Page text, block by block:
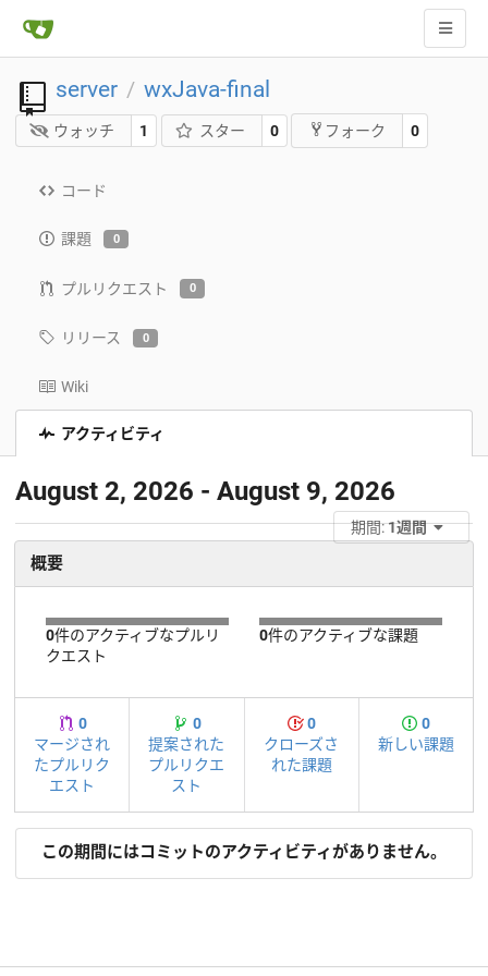
server / wxJava-final
ウォッチ 1 スター 0 フォーク 0
コード
課題 0
プルリクエスト 0
リリース 0
Wiki
アクティビティ
August 2, 2026 - August 9, 2026
期間:1週間
概要
0件のアクティブなプルリ
クエスト
0件のアクティブな課題
0
マージされ
たプルリク
エスト
0
提案された
プルリクエ
スト
0
クローズさ
れた課題
0
新しい課題
この期間にはコミットのアクティビティがありません。